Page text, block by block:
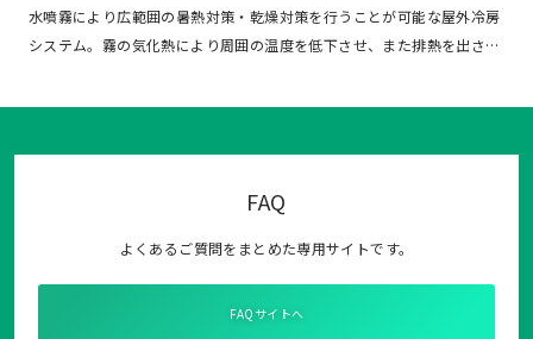
水噴霧により広範囲の暑熱対策・乾燥対策を行うことが可能な屋外冷房
システム。霧の気化熱により周囲の温度を低下させ、また排熱を出さ…
FAQ
よくあるご質問をまとめた専用サイトです。
FAQサイトへ